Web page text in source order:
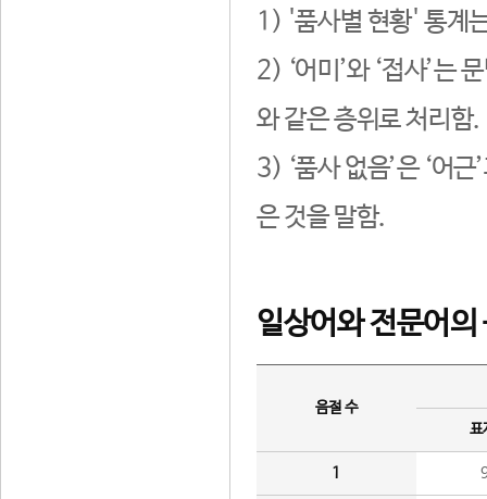
1) '품사별 현황' 통계
2) ‘어미’와 ‘접사’는
와 같은 층위로 처리함.
3) ‘품사 없음’은 ‘어
은 것을 말함.
일상어와 전문어의
음절 수
표
1